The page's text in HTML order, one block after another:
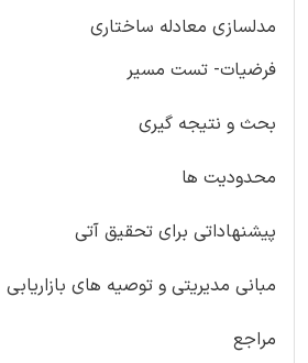
مدلسازی معادله ساختاری
فرضیات- تست مسیر
بحث و نتیجه گیری
محدودیت ها
پیشنهاداتی برای تحقیق آتی
مبانی مدیریتی و توصیه های بازاریابی
مراجع